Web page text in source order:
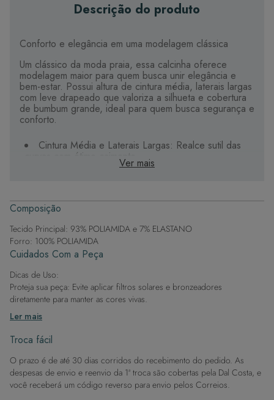
Descrição do produto
Conforto e elegância em uma modelagem clássica
Um clássico da moda praia, essa calcinha oferece
modelagem maior para quem busca unir elegância e
bem-estar. Possui altura de cintura média, laterais largas
com leve drapeado que valoriza a silhueta e cobertura
de bumbum grande, ideal para quem busca segurança e
conforto.
Cintura Média e Laterais Largas: Realce sutil das
curvas com ótimo caimento.
Cobertura de Bumbum Maior: Mais conforto e
digitais de alta definição.
Forro: Poliamida com elastano, toque macio e
delicado na pele.
Etiqueta Termocolante: Aplicada direto no tecido,
evitando incômodos.
Conforto garantido para você se sentir linda na praia ou
na piscina.
Ver mais
Composição
Tecido Principal: 93% POLIAMIDA e 7% ELASTANO
Forro: 100% POLIAMIDA
Cuidados Com a Peça
Dicas de Uso:
Proteja sua peça: Evite aplicar filtros solares e bronzeadores
diretamente para manter as cores vivas.
Após a piscina: Lembre-se de que o cloro pode desgastar o tecido,
então enxague após sair da água.
Evite superfícies ásperas: Para manter a integridade do tecido, evite
Dicas de Lavagem:
Lave rapidamente: Assim que possível, lave separado de outras peças.
À mão e com cuidado: Use água fria e sabão neutro, evitando máquina
Ler mais
Troca fácil
O prazo é de até 30 dias corridos do recebimento do pedido. As
despesas de envio e reenvio da 1ª troca são cobertas pela Dal Costa, e
você receberá um código reverso para envio pelos Correios.